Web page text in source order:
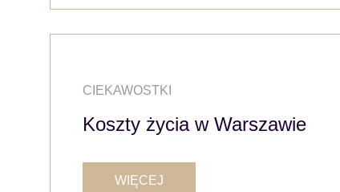
CIEKAWOSTKI
Koszty życia w Warszawie
WIĘCEJ